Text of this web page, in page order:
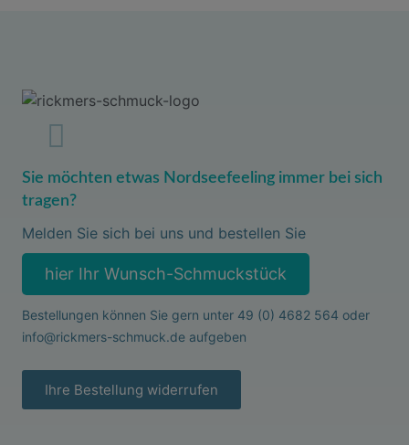
Sie möchten etwas Nordseefeeling immer bei sich
tragen?
Melden Sie sich bei uns und bestellen Sie
hier Ihr Wunsch-Schmuckstück
Bestellungen können Sie gern unter 49 (0) 4682 564 oder
info@rickmers-schmuck.deaufgeben
Ihre Bestellung widerrufen